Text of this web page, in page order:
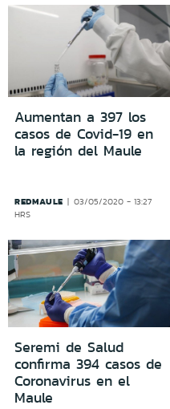
Aumentan a 397 los
casos de Covid-19 en
la región del Maule
REDMAULE
03/05/2020 - 13:27
HRS
Seremi de Salud
confirma 394 casos de
Coronavirus en el
Maule